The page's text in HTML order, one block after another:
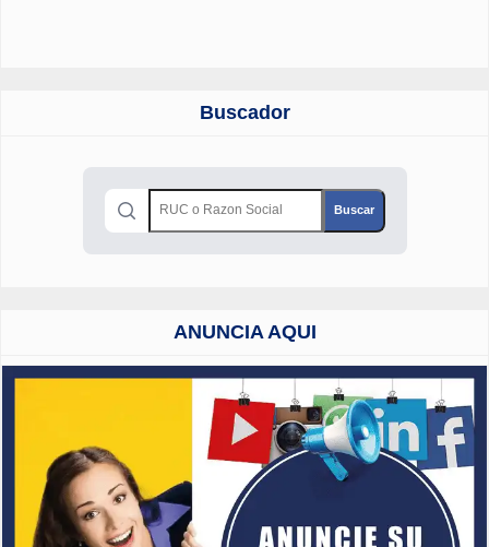
Buscador
ANUNCIA AQUI